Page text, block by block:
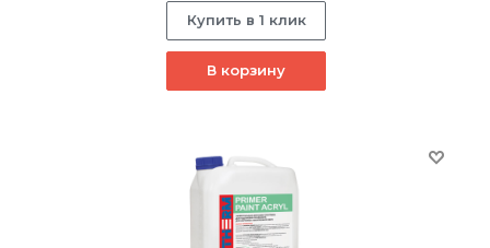
Купить в 1 клик
В корзину